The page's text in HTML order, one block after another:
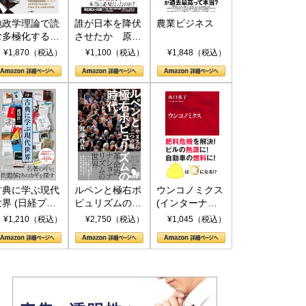
政学理論で読
多極化する世
トランプと
¥1,870（税込）
誰が日本を降伏
させたか 原爆
投下、ソ連参
(PHP新書)
¥1,100（税込）
農業ビジネス
¥1,848（税込）
典に学ぶ現代
界 (日経プレ
アシリーズ)
¥1,210（税込）
ルペンと極右ポ
ピュリズムの時
代：〈ヤヌス〉
¥2,750（税込）
ウンコノミクス
(インターナシ
ョナル新書)
¥1,045（税込）